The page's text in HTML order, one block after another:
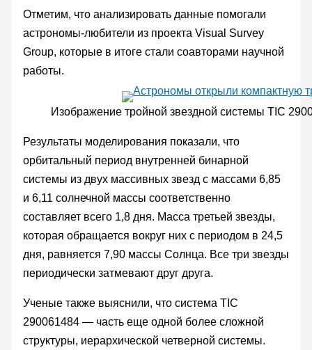
Отметим, что анализировать данные помогали
астрономы-любители из проекта Visual Survey
Group, которые в итоге стали соавторами научной
работы.
Изображение тройной звездной системы TIC
Результаты моделирования показали, что
орбитальный период внутренней бинарной
системы из двух массивных звезд с массами 6,85
и 6,11 солнечной массы соответственно
составляет всего 1,8 дня. Масса третьей звезды,
которая обращается вокруг них с периодом в 24,5
дня, равняется 7,90 массы Солнца. Все три звезды
периодически затмевают друг друга.
Ученые также выяснили, что система TIC
290061484 — часть еще одной более сложной
структуры, иерархической четверной системы.